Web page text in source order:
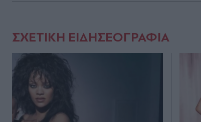
ΣΧΕΤΙΚΗ ΕΙΔΗΣΕΟΓΡΑΦΙΑ